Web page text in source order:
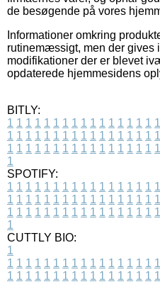
de besøgende på vores
Informationer omkring
rutinemæssigt, men der gives
modifikationer der er blevet
opdaterede hjemmesidens
BITLY:
1 1 1 1 1 1 1 1 1 1 1 1 1 1 1 1 1
1 1 1 1 1 1 1 1 1 1 1 1 1 1 1 1 1
1 1 1 1 1 1 1 1 1 1 1 1 1 1 1 1 1
1
SPOTIFY:
1 1 1 1 1 1 1 1 1 1 1 1 1 1 1 1 1
1 1 1 1 1 1 1 1 1 1 1 1 1 1 1 1 1
1 1 1 1 1 1 1 1 1 1 1 1 1 1 1 1 1
1
CUTTLY BIO:
1
1 1 1 1 1 1 1 1 1 1 1 1 1 1 1 1 1
1 1 1 1 1 1 1 1 1 1 1 1 1 1 1 1 1